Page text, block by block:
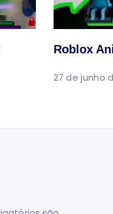
Roblox
27 de junho